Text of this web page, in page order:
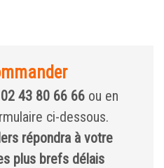
02 43 80 66 66 ou en
ci-dessous.
répondra à votre
plus brefs délais